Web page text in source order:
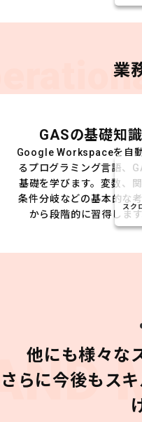
業
GASの基礎知識
Google Workspaceを自
るプログラミング言語、
基礎を学びます。変数、
条件分岐などの基本的な
から段階的に習得します
スク
他にも様々な
さらに今後もス